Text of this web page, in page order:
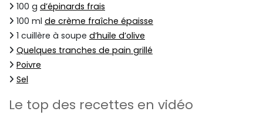
100 g d’épinards frais
100 ml de crème fraîche épaisse
1 cuillère à soupe d’huile d’olive
Quelques tranches de pain grillé
Poivre
Sel
Le top des recettes en vidéo